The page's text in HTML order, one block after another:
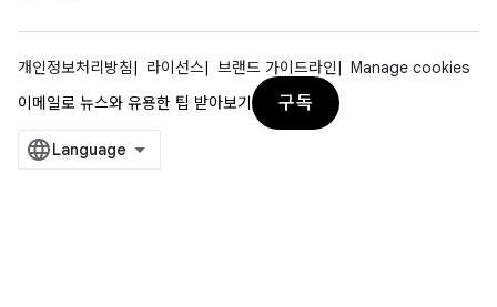
개인정보처리방침 라이선스 브랜드 가이드라인
Manage cookies
이메일로 뉴스와 유용한 팁 받아보기
구독